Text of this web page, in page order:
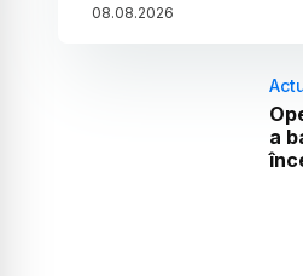
08.08.2026
a